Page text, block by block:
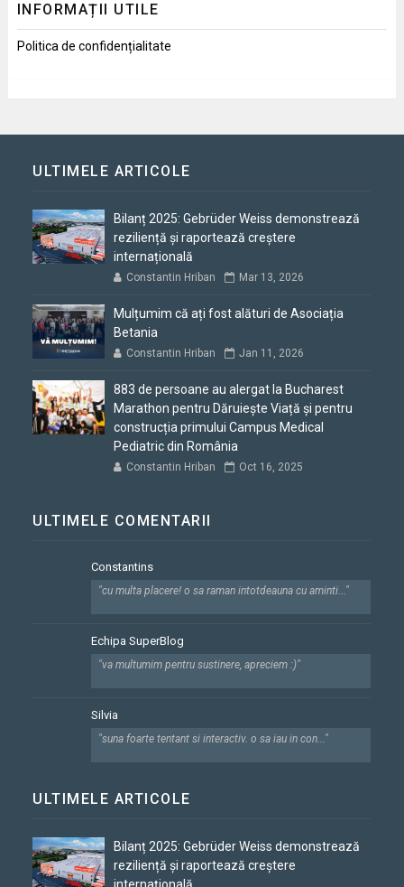
INFORMAȚII UTILE
Politica de confidențialitate
ULTIMELE ARTICOLE
Bilanț 2025: Gebrüder Weiss demonstrează
reziliență și raportează creștere
internațională
Constantin Hriban Mar 13, 2026
Mulțumim că ați fost alături de Asociația
Betania
Constantin Hriban Jan 11, 2026
883 de persoane au alergat la Bucharest
Marathon pentru Dăruiește Viață și pentru
construcția primului Campus Medical
Pediatric din România
Constantin Hriban Oct 16, 2025
ULTIMELE COMENTARII
Constantins
"cu multa placere! o sa raman intotdeauna cu aminti..."
Echipa SuperBlog
"va multumim pentru sustinere, apreciem :)"
Silvia
"suna foarte tentant si interactiv. o sa iau in con..."
ULTIMELE ARTICOLE
Bilanț 2025: Gebrüder Weiss demonstrează
reziliență și raportează creștere